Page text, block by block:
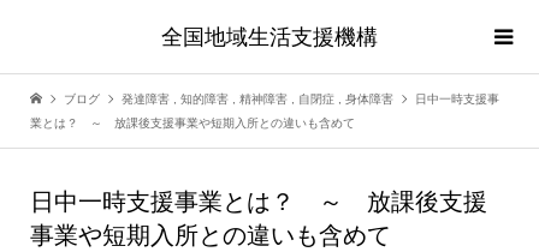
全国地域生活支援機構
ブログ 発達障害 知的障害 精神障害 自閉症 身体障害
日中一時支援事
業とは？ ～ 放課後支援事業や短期入所との違いも含めて
日中一時支援事業とは？ ～ 放課後支援
事業や短期入所との違いも含めて